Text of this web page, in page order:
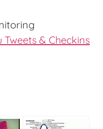
Tweets & Checkins